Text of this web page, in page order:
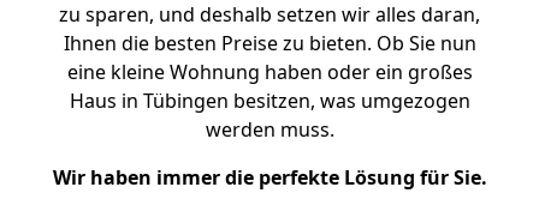
zu sparen, und deshalb setzen wir alles daran,
Ihnen die besten Preise zu bieten. Ob Sie nun
eine kleine Wohnung haben oder ein großes
Haus in Tübingen besitzen, was umgezogen
werden muss.
Wir haben immer die perfekte Lösung für Sie.